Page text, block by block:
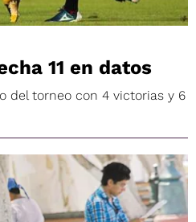
11 en datos
del torneo con 4 victorias y 6